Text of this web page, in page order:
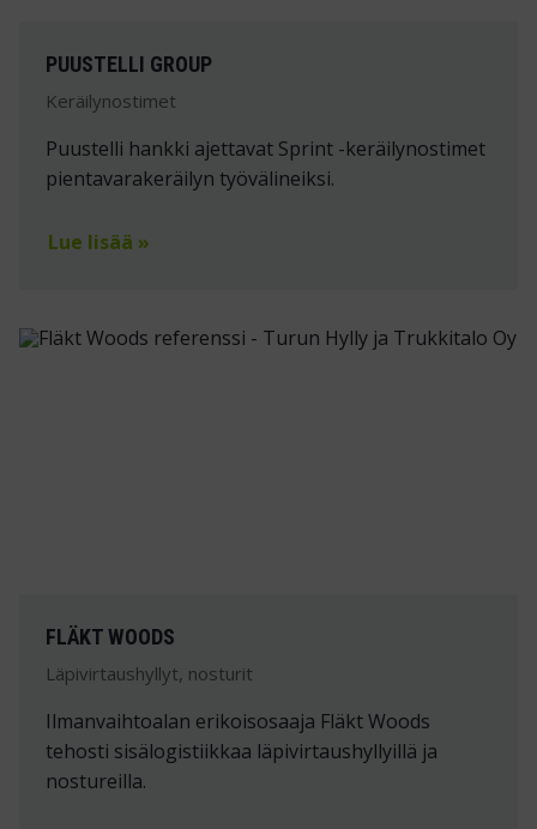
PUUSTELLI GROUP
Keräilynostimet
Puustelli hankki ajettavat Sprint -keräilynostimet
pientavarakeräilyn työvälineiksi.
Lue lisää »
FLÄKT WOODS
Läpivirtaushyllyt, nosturit
Ilmanvaihtoalan erikoisosaaja Fläkt Woods
tehosti sisälogistiikkaa läpivirtaushyllyillä ja
nostureilla.